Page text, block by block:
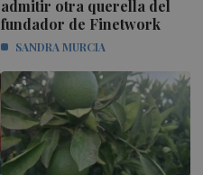
admitir otra querella del
fundador de Finetwork
SANDRA MURCIA